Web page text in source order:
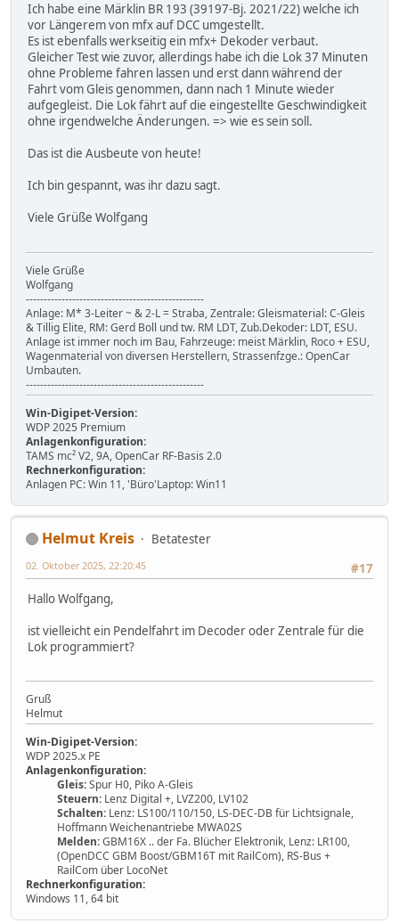
Ich habe eine Märklin BR 193 (39197-Bj. 2021/22) welche ich
vor Längerem von mfx auf DCC umgestellt.
Es ist ebenfalls werkseitig ein mfx+ Dekoder verbaut.
Gleicher Test wie zuvor, allerdings habe ich die Lok 37 Minuten
ohne Probleme fahren lassen und erst dann während der
Fahrt vom Gleis genommen, dann nach 1 Minute wieder
aufgegleist. Die Lok fährt auf die eingestellte Geschwindigkeit
ohne irgendwelche Änderungen. => wie es sein soll.
Das ist die Ausbeute von heute!
Ich bin gespannt, was ihr dazu sagt.
Viele Grüße Wolfgang
Viele Grüße
Wolfgang
--------------------------------------------------
Anlage: M* 3-Leiter ~ & 2-L = Straba, Zentrale: Gleismaterial: C-Gleis
& Tillig Elite, RM: Gerd Boll und tw. RM LDT, Zub.Dekoder: LDT, ESU.
Anlage ist immer noch im Bau, Fahrzeuge: meist Märklin, Roco + ESU,
Wagenmaterial von diversen Herstellern, Strassenfzge.: OpenCar
Umbauten.
--------------------------------------------------
Win-Digipet-Version:
WDP 2025 Premium
Anlagenkonfiguration:
TAMS mc² V2, 9A, OpenCar RF-Basis 2.0
Rechnerkonfiguration:
Anlagen PC: Win 11, 'Büro'Laptop: Win11
Helmut Kreis
Betatester
#17
02. Oktober 2025, 22:20:45
Hallo Wolfgang,
ist vielleicht ein Pendelfahrt im Decoder oder Zentrale für die
Lok programmiert?
Gruß
Helmut
Win-Digipet-Version:
WDP 2025.x PE
Anlagenkonfiguration:
Gleis:Spur H0, Piko A-Gleis
Steuern: Lenz Digital +, LVZ200, LV102
Schalten: Lenz: LS100/110/150, LS-DEC-DB für Lichtsignale,
Hoffmann Weichenantriebe MWA02S
Melden:GBM16X .. der Fa. Blücher Elektronik, Lenz: LR100,
(OpenDCC GBM Boost/GBM16T mit RailCom), RS-Bus +
RailCom über LocoNet
Rechnerkonfiguration:
Windows 11, 64 bit